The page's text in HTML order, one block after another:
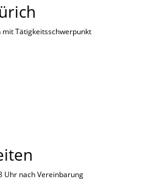
Tätigkeitsschwerpunkt
Uhr nachVereinbarung